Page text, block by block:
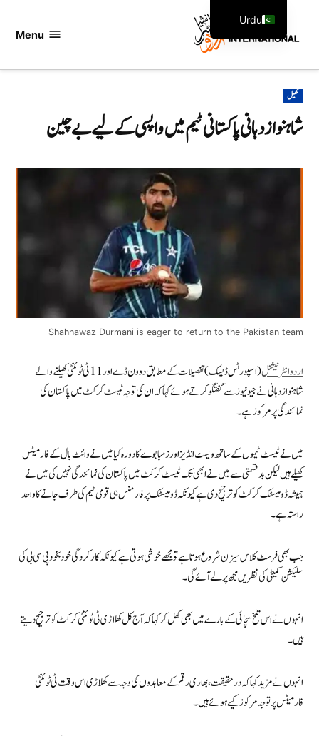
Menu
POSTED
IN
کھیل
شاہنواز دہانی پاکستانی ٹیم میں واپسی کے لیے بے چین
Shahnawaz Durmani is eager to return to the Pakistan team
اردو انٹرنیشنل
(اسپورٹس ڈیسک) تفصیلات کے مطابق دو ون ڈے اور 11 ٹی ٹوئنٹی کھیلنے والے
شاہنواز دہانی نے جیو نیوز سے گفتگو کرتے ہوئے کہا کہ ان کی توجہ ٹیسٹ کرکٹ میں پاکستان کی
نمائندگی پر مرکوز ہے۔
میں نے ٹیسٹ ٹیموں کے ساتھ ویسٹ انڈیز اور زمبابوے کا دورہ کیا میں نے وائٹ بال کے فارمیٹس
کھیلے ہیں لیکن بدقسمتی سے میں نے ابھی تک ٹیسٹ کرکٹ میں پاکستان کی نمائندگی نہیں کی میں نے
ہمیشہ ڈومیسٹک کرکٹ کو ترجیح دی ہے کیونکہ ڈومیسٹک پرفارمنس ہی قومی ٹیم کی طرف جانے کا واحد
راستہ ہے۔
جب بھی فرسٹ کلاس سیزن شروع ہوتا ہے تو مجھے خوشی ہوتی ہے کیونکہ کارکردگی خود بخود پی سی بی کی
سلیکشن کمیٹی کی نظریں مجھ پر لے آئے گی۔
انہوں نے اس تلخ سچائی کے بارے میں بھی کھل کر کہا کہ آج کل کھلاڑی ٹی ٹوئنٹی کرکٹ کو ترجیح دیتے
ہیں۔
انہوں نے مزید کہا کہ درحقیقت، بھاری رقم کے معاہدوں کی وجہ سے کھلاڑی اس وقت ٹی ٹوئنٹی
فارمیٹس پر توجہ مرکوز کیے ہوئے ہیں۔
Urdu
English